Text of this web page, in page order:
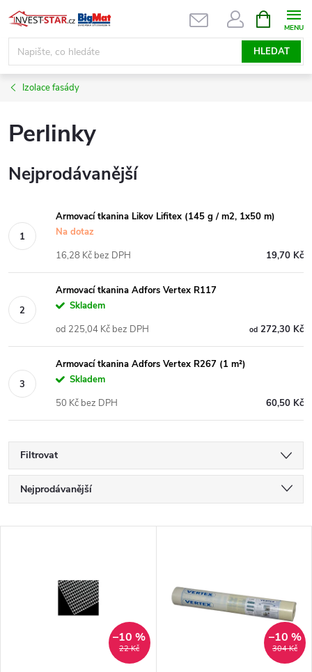
Přejít
na
obsah
HLEDAT
NÁKUPNÍ
KOŠÍK
Izolace fasády
Perlinky
Nejprodávanější
Armovací tkanina Likov Lifitex (145 g / m2, 1x50 m)
Na dotaz
19,70 Kč
16,28 Kč bez DPH
Armovací tkanina Adfors Vertex R117
Skladem
od272,30 Kč
od 225,04 Kč bez DPH
Armovací tkanina Adfors Vertex R267 (1 m²)
Skladem
60,50 Kč
50 Kč bez DPH
Filtrovat
Ř
a
Nejprodávanější
22 Kč
–10 %
304 Kč
–10 %